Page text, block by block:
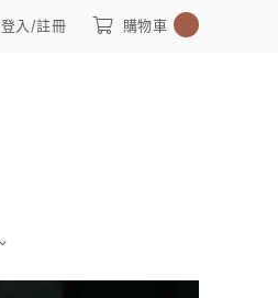
登入/註冊 購物車